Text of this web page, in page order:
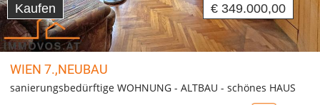
Kaufen € 349.000,00
WIEN 7.,NEUBAU
sanierungsbedürftige WOHNUNG - ALTBAU - schönes HAUS